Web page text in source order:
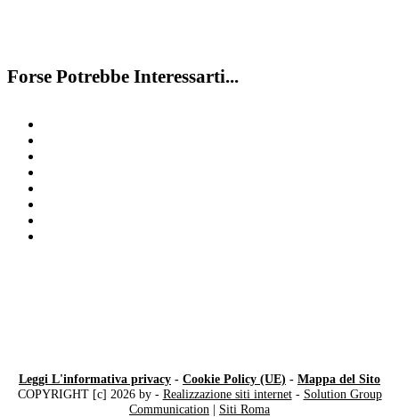
Forse Potrebbe Interessarti...
Leggi L'informativa privacy - Cookie Policy (UE) - Mappa del Sito
COPYRIGHT [c] 2026 by - Realizzazione siti internet- Solution Group
Communication | Siti Roma